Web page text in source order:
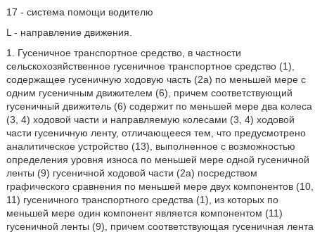
17 - система помощи водителю
L - направление движения.
1. Гусеничное транспортное средство, в частности
сельскохозяйственное гусеничное транспортное средство (1),
содержащее гусеничную ходовую часть (2a) по меньшей мере с
одним гусеничным движителем (6), причем соответствующий
гусеничный движитель (6) содержит по меньшей мере два колеса
(3, 4) ходовой части и направляемую колесами (3, 4) ходовой
части гусеничную ленту, отличающееся тем, что предусмотрено
аналитическое устройство (13), выполненное с возможностью
определения уровня износа по меньшей мере одной гусеничной
ленты (9) гусеничной ходовой части (2a) посредством
графического сравнения по меньшей мере двух компонентов (10,
11) гусеничного транспортного средства (1), из которых по
меньшей мере один компонент является компонентом (11)
гусеничной ленты (9), причем соответствующая гусеничная лента